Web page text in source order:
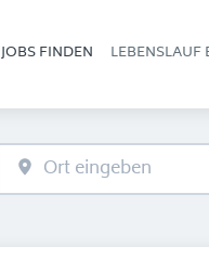
JOBS FINDEN LEBENSLAUF